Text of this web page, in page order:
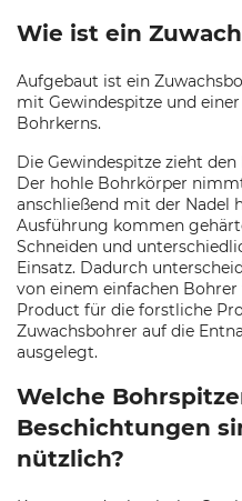
Wie ist ein
Aufgebaut ist ein
mit Gewindespitze und
Bohrkerns.
Die Gewindespitze zieht
Der hohle Bohrkörper
anschließend mit der Nadel
Ausführung kommen
Schneiden und
Einsatz. Dadurch
von einem einfachen
Product für die forstliche
Zuwachsbohrer auf die
ausgelegt.
Welche
Beschichtungen
nützlich?